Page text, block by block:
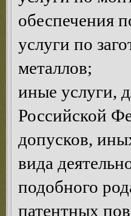
обеспечения
услуги по
металлов;
иные услуги,
Российской
допусков,
вида
подобного
патентных